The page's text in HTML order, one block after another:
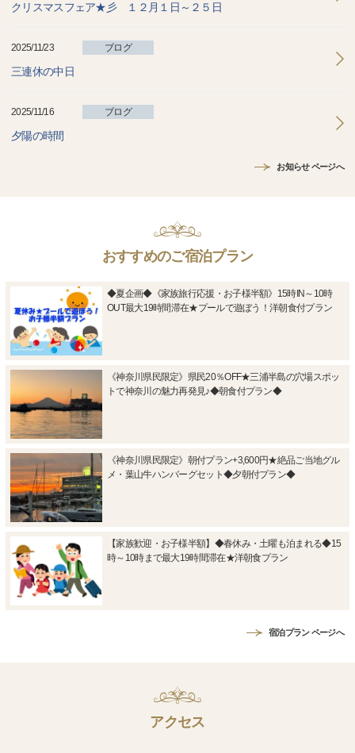
クリスマスフェア★彡 １２月１日～２５日
2025/11/23 ブログ
三連休の中日
2025/11/16 ブログ
夕陽の時間
お知らせ ページへ
おすすめのご宿泊プラン
◆夏企画◆《家族旅行応援・お子様半額》15時IN～10時
OUT最大19時間滞在★プールで遊ぼう！洋朝食付プラン
《神奈川県民限定》県民20％OFF★三浦半島の穴場スポッ
トで神奈川の魅力再発見♪◆朝食付プラン◆
《神奈川県民限定》朝付プラン+3,600円★絶品ご当地グル
メ・葉山牛ハンバーグセット◆夕朝付プラン◆
【家族歓迎・お子様半額】◆春休み・土曜も泊まれる◆15
時～10時まで最大19時間滞在★洋朝食プラン
宿泊プラン ページへ
アクセス